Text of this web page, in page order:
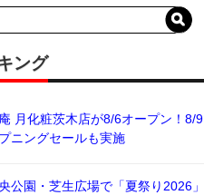
ング
月化粧茨木店が8/6オープン！8/9
ニングセールも実施
公園・芝生広場で「夏祭り2026」